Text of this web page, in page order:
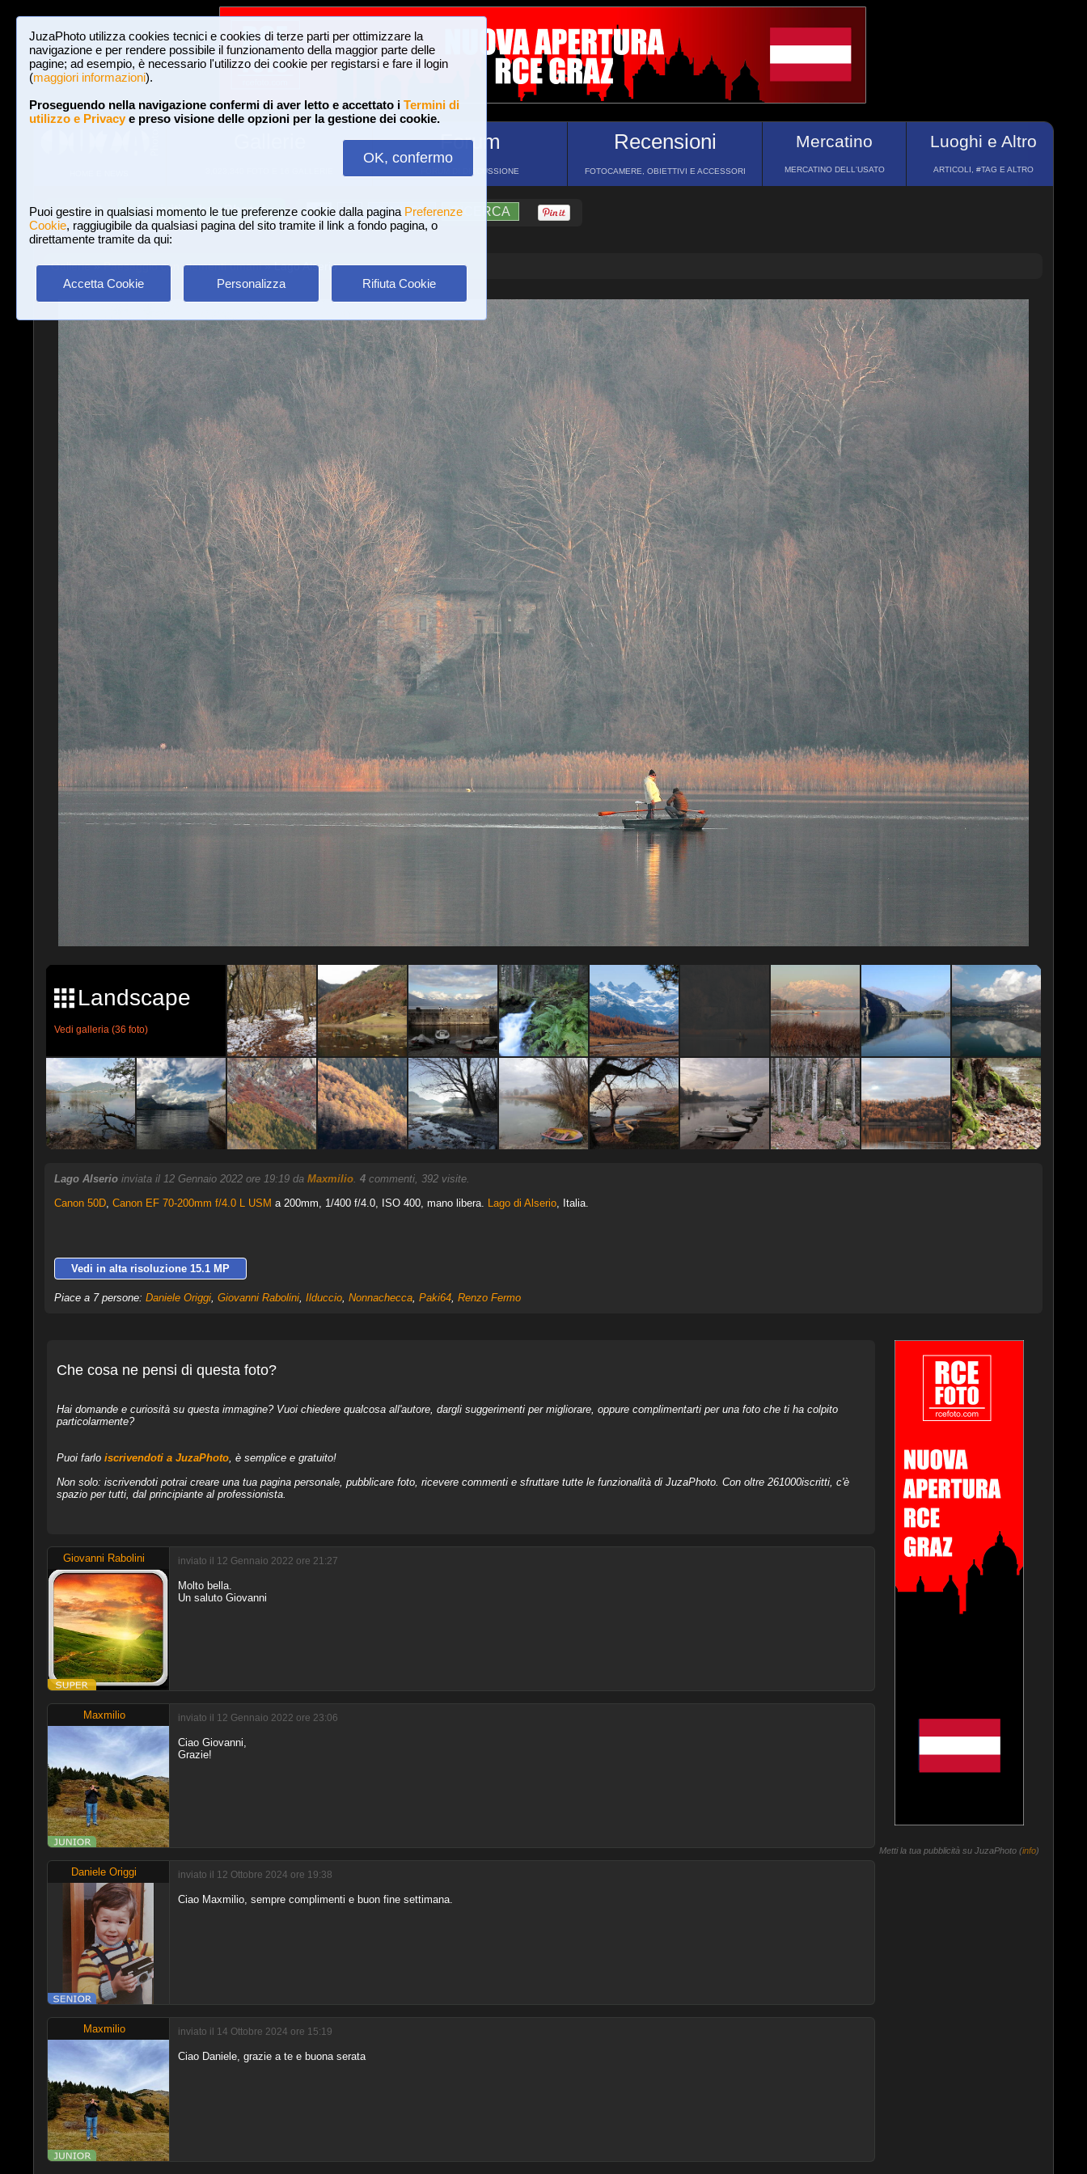
JuzaPhoto utilizza cookies tecnici e cookies di terze parti per ottimizzare la
navigazione e per rendere possibile il funzionamento della maggior parte delle
pagine; ad esempio, è necessario l'utilizzo dei cookie per registarsi e fare il login
(maggiori informazioni).
Proseguendo nella navigazione confermi di aver letto e accettato i Termini di
utilizzo e Privacye preso visione delle opzioni per la gestione dei cookie.
OK, confermo
Puoi gestire in qualsiasi momento le tue preferenze cookie dalla pagina Preferenze
Cookie, raggiugibile da qualsiasi pagina del sito tramite il link a fondo pagina, o
direttamente tramite da qui:
Accetta Cookie Personalizza Rifiuta Cookie
Forum
FORUM DI DISCUSSIONE
Recensioni
FOTOCAMERE, OBIETTIVI E ACCESSORI
Mercatino
MERCATINO DELL'USATO
Luoghi e Altro
ARTICOLI, #TAG E ALTRO
Login Iscriviti a JuzaPhoto! A A ?AIUTO RICERCA
Gallerie»Paesaggio con elementi umani» Lago Alserio
Landscape
Vedi galleria (36 foto)
Lago Alserio inviata il 12 Gennaio 2022 ore 19:19 da Maxmilio. 4commenti, 392 visite.
Canon 50D, Canon EF 70-200mm f/4.0 L USM a 200mm, 1/400 f/4.0, ISO 400, mano libera. Lago di Alserio, Italia.
Vedi in alta risoluzione 15.1 MP
Piace a 7 persone: Daniele Origgi, Giovanni Rabolini, Ilduccio, Nonnachecca, Paki64, Renzo Fermo
Che cosa ne pensi di questa foto?
Hai domande e curiosità su questa immagine? Vuoi chiedere qualcosa all'autore, dargli suggerimenti per migliorare, oppure complimentarti per una foto che ti ha colpito
particolarmente?
Puoi farlo iscrivendoti a JuzaPhoto, è semplice e gratuito!
Non solo: iscrivendoti potrai creare una tua pagina personale, pubblicare foto, ricevere commenti e sfruttare tutte le funzionalità di JuzaPhoto. Con oltre 261000iscritti, c'è
spazio per tutti, dal principiante al professionista.
Giovanni Rabolini inviato il 12 Gennaio 2022 ore 21:27
Molto bella.
Un saluto Giovanni
Maxmilio inviato il 12 Gennaio 2022 ore 23:06
Ciao Giovanni,
Grazie!
Daniele Origgi inviato il 12 Ottobre 2024 ore 19:38
Ciao Maxmilio, sempre complimenti e buon fine settimana.
Maxmilio inviato il 14 Ottobre 2024 ore 15:19
Ciao Daniele, grazie a te e buona serata
Metti la tua pubblicità su JuzaPhoto (info)